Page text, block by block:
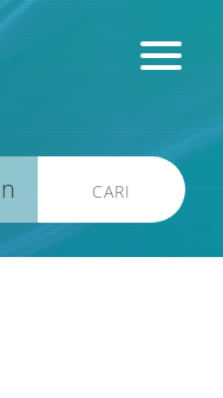
CARI